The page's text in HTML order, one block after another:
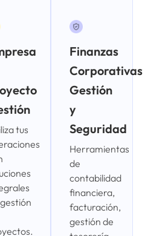
tus
Finanzas
Corporativas
Gestión
y
Seguridad
Herramientas
de
contabilidad
financiera,
facturación,
gestión de